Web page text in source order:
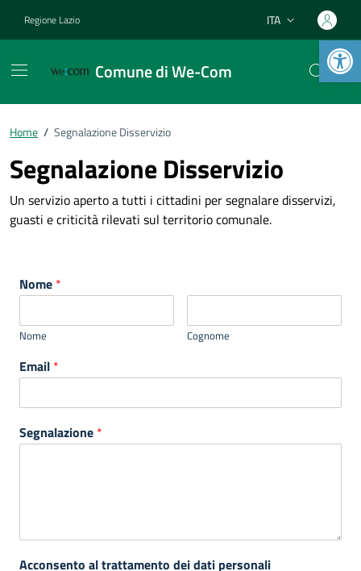
Regione Lazio Lingua attiva:
ITA
Comune di We-Com
Home / Segnalazione Disservizio
Segnalazione Disservizio
Un servizio aperto a tutti i cittadini per segnalare disservizi,
guasti e criticità rilevati sul territorio comunale.
Nome *
Nome Cognome
Email *
Segnalazione *
Acconsento al trattamento dei dati personali